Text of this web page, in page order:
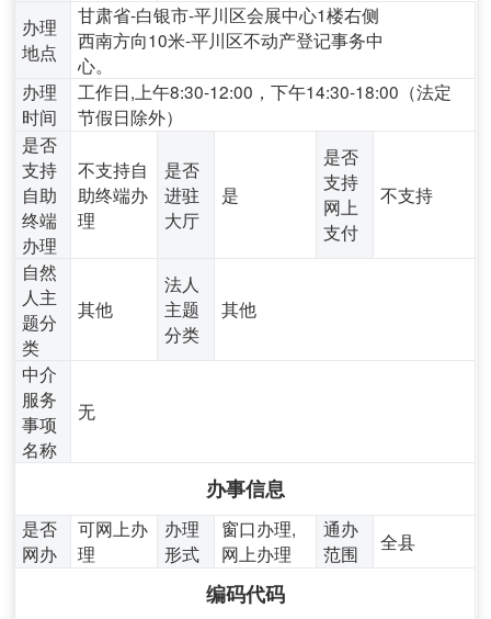
办理
地点
甘肃省-白银市-平川区会展中心1楼右侧
西南方向10米-平川区不动产登记事务中
心。
办理
时间
工作日,上午8:30-12:00，下午14:30-18:00（法定
节假日除外）
是否
支持
自助
终端
办理
不支持自
助终端办
理
是否
进驻
大厅
是
是否
支持
网上
支付
不支持
自然
人主
题分
类
其他
法人
主题
分类
其他
中介
服务
事项
名称
无
办事信息
是否
网办
可网上办
理
办理
形式
窗口办理,
网上办理
通办
范围
全县
编码代码